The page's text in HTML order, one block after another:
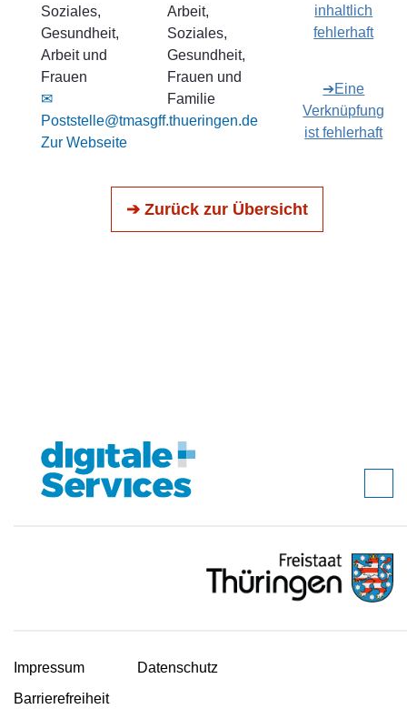
Soziales,
Gesundheit,
Arbeit und
Frauen
✉
Poststelle@tmasgff.thueringen.de
Zur Webseite
Arbeit,
Soziales,
Gesundheit,
Frauen und
Familie
inhaltlich
fehlerhaft
➔Eine
Verknüpfung
ist fehlerhaft
➔ Zurück zur Übersicht
Impressum
Datenschutz
Barrierefreiheit